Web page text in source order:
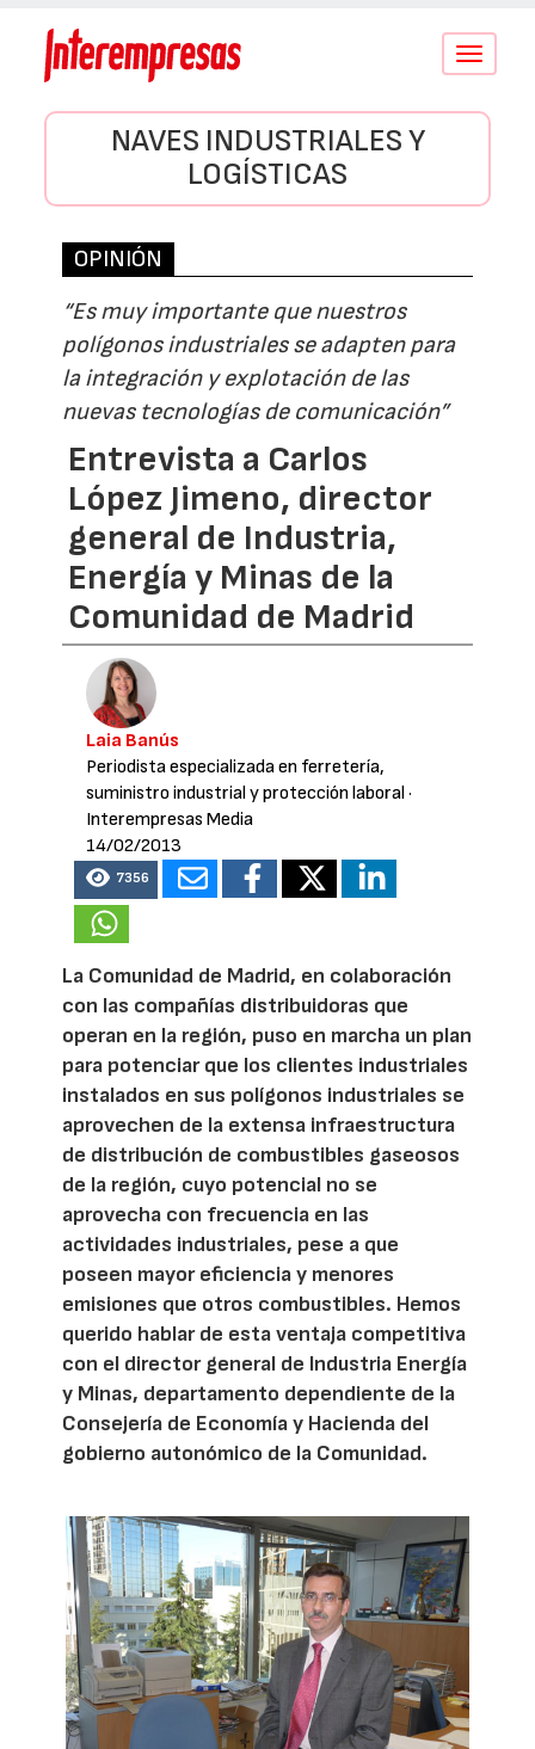
Conmutar
NAVES INDUSTRIALES Y
LOGÍSTICAS
OPINIÓN
“Es muy importante que nuestros
polígonos industriales se adapten para
la integración y explotación de las
nuevas tecnologías de comunicación”
Entrevista a Carlos
López Jimeno, director
general de Industria,
Energía y Minas de la
Comunidad de Madrid
Laia Banús
Periodista especializada en ferretería,
suministro industrial y protección laboral·
Interempresas Media
14/02/2013
7356
La Comunidad de Madrid, en colaboración
con las compañías distribuidoras que
operan en la región, puso en marcha un plan
para potenciar que los clientes industriales
instalados en sus polígonos industriales se
aprovechen de la extensa infraestructura
de distribución de combustibles gaseosos
de la región, cuyo potencial no se
aprovecha con frecuencia en las
actividades industriales, pese a que
poseen mayor eficiencia y menores
emisiones que otros combustibles. Hemos
querido hablar de esta ventaja competitiva
con el director general de Industria Energía
y Minas, departamento dependiente de la
Consejería de Economía y Hacienda del
gobierno autonómico de la Comunidad.